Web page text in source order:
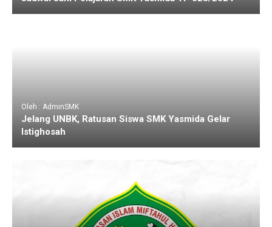
Oleh : AdminSMK
Jelang UNBK, Ratusan Siswa SMK Yasmida Gelar
Istighosah